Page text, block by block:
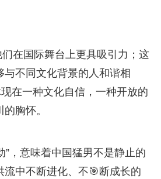
在国际舞台上更具吸引力；这
与不同文化背景的人和谐相
在一种文化自信，一种开放的
胸怀。
”，意味着中国猛男不是静止的
流中不断进化、不🎯断成长的